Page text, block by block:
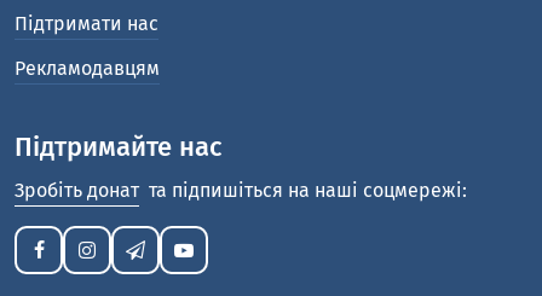
Підтримати нас
Рекламодавцям
Підтримайте нас
Зробіть донат та підпишіться на наші соцмережі: